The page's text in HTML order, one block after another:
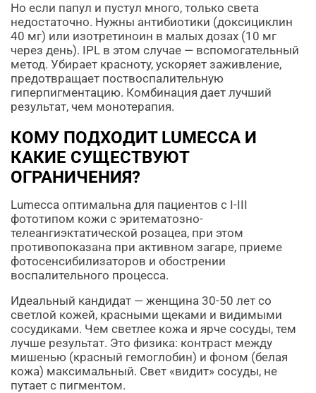
Но если папул и пустул много, только света
недостаточно. Нужны антибиотики (доксициклин
40 мг) или изотретиноин в малых дозах (10 мг
через день). IPL в этом случае — вспомогательный
метод. Убирает красноту, ускоряет заживление,
предотвращает поствоспалительную
гиперпигментацию. Комбинация дает лучший
результат, чем монотерапия.
КОМУ ПОДХОДИТ LUMECCA И
КАКИЕ СУЩЕСТВУЮТ
ОГРАНИЧЕНИЯ?
Lumecca оптимальна для пациентов с I-III
фототипом кожи с эритематозно-
телеангиэктатической розацеа, при этом
противопоказана при активном загаре, приеме
фотосенсибилизаторов и обострении
воспалительного процесса.
Идеальный кандидат — женщина 30-50 лет со
светлой кожей, красными щеками и видимыми
сосудиками. Чем светлее кожа и ярче сосуды, тем
лучше результат. Это физика: контраст между
мишенью (красный гемоглобин) и фоном (белая
кожа) максимальный. Свет «видит» сосуды, не
путает с пигментом.